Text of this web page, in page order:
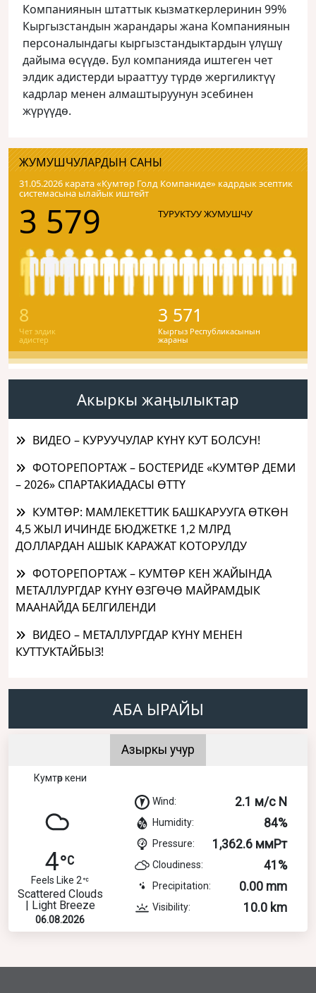
Компаниянын штаттык кызматкерлеринин 99%
Кыргызстандын жарандары жана Компаниянын
персоналындагы кыргызстандыктардын үлүшү
дайыма өсүүдө. Бул компанияда иштеген чет
элдик адистерди ырааттуу түрдө жергиликтүү
кадрлар менен алмаштыруунун эсебинен
жүрүүдө.
ЖУМУШЧУЛАРДЫН САНЫ
31.05.2026 карата «Кумтɵр Голд Компаниде» кадрдык эсептик
системасына ылайык иштейт
3 579 ТУРУКТУУ ЖУМУШЧУ
8
Чет элдик
адистер
3 571
Кыргыз Республикасынын
жараны
Акыркы жаңылыктар
ВИДЕО – КУРУУЧУЛАР КҮНҮ КУТ БОЛСУН!
ФОТОРЕПОРТАЖ – БОСТЕРИДЕ «КУМТӨР ДЕМИ
– 2026» СПАРТАКИАДАСЫ ӨТТҮ
КУМТӨР: МАМЛЕКЕТТИК БАШКАРУУГА ӨТКӨН
4,5 ЖЫЛ ИЧИНДЕ БЮДЖЕТКЕ 1,2 МЛРД
ДОЛЛАРДАН АШЫК КАРАЖАТ КОТОРУЛДУ
ФОТОРЕПОРТАЖ – КУМТӨР КЕН ЖАЙЫНДА
МЕТАЛЛУРГДАР КҮНҮ ӨЗГӨЧӨ МАЙРАМДЫК
МААНАЙДА БЕЛГИЛЕНДИ
ВИДЕО – МЕТАЛЛУРГДАР КҮНҮ МЕНЕН
КУТТУКТАЙБЫЗ!
АБА ЫРАЙЫ
Азыркы учур
Кумтөр кени
4
Feels Like 2
Scattered Clouds
| Light Breeze
06.08.2026
Wind: 2.1 м/с N
Humidity: 84%
Pressure: 1,362.6 ммРт
Cloudiness: 41%
Precipitation: 0.00 mm
Visibility: 10.0 km